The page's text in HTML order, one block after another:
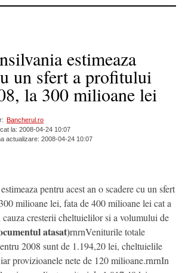
estimeaza
un sfert a profitului
la 300 milioane lei
Bancherul.ro
la: 2008-04-24 10:07
actualizare: 2008-04-24 10:07
pentru acest an o scadere cu un sfert
milioane lei, fata de 400 milioane lei cat a
cresterii cheltuielilor si a volumului de
atasat)rnrnVeniturile totale
2008 sunt de 1.194,20 lei, cheltuielile
provizioanele nete de 120 milioane.rnrnIn